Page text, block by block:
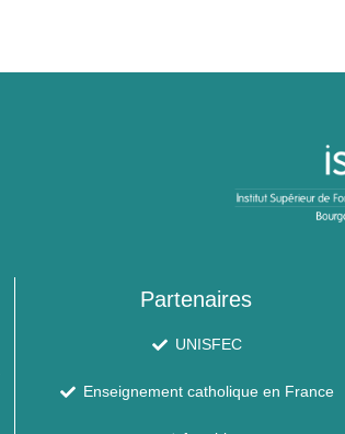
Partenaires
UNISFEC
Enseignement catholique en France